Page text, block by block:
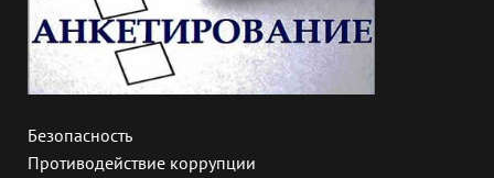
Безопасность
Противодействие коррупции